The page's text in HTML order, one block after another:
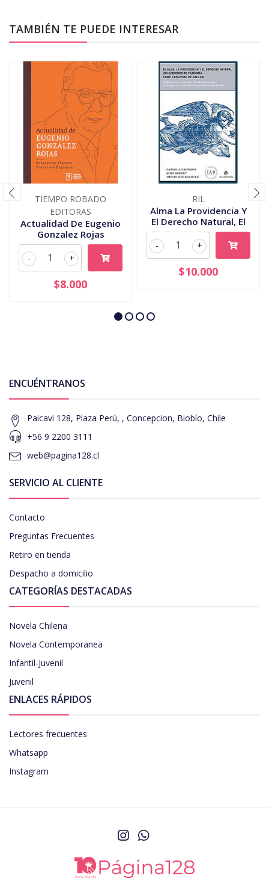
TAMBIÉN TE PUEDE INTERESAR
TIEMPO ROBADO
EDITORAS
Actualidad De Eugenio
Gonzalez Rojas
+
-
$8.000
RIL
Alma La Providencia Y
El Derecho Natural, El
+
-
$10.000
ENCUÉNTRANOS
Paicavi 128, Plaza Perú, , Concepcion, Biobío, Chile
+56 9 2200 3111
web@pagina128.cl
SERVICIO AL CLIENTE
Contacto
Preguntas Frecuentes
Retiro en tienda
Despacho a domicilio
CATEGORÍAS DESTACADAS
Novela Chilena
Novela Contemporanea
Infantil-Juvenil
Juvenil
ENLACES RÁPIDOS
Lectores frecuentes
Whatsapp
Instagram